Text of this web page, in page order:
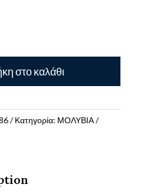
στο καλάθι
Κατηγορία: ΜΟΛΥΒΙΑ